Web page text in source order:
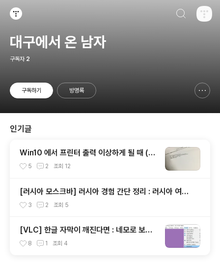
대구에서 온 남자
구독자 2
구독하기 방명록
인기글
Win10 에서 프린터 출력 이상하게 될 때 (@
PJL COMMENT)
5 2 조회 12
[러시아 모스크바] 러시아 경험 간단 정리 : 러시아 여행
팁 3 2 조회 5
[VLC] 한글 자막이 깨진다면 : 네모로 보이
거나 (SMI 고질병)
8 1 조회 4